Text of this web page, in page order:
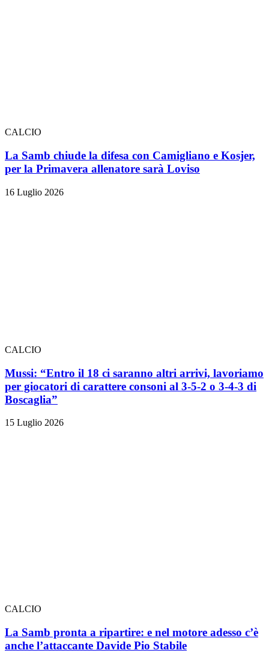
CALCIO
La Samb chiude la difesa con Camigliano e Kosjer,
per la Primavera allenatore sarà Loviso
16 Luglio 2026
CALCIO
Mussi: “Entro il 18 ci saranno altri arrivi, lavoriamo
per giocatori di carattere consoni al 3-5-2 o 3-4-3 di
Boscaglia”
15 Luglio 2026
CALCIO
La Samb pronta a ripartire: e nel motore adesso c’è
anche l’attaccante Davide Pio Stabile